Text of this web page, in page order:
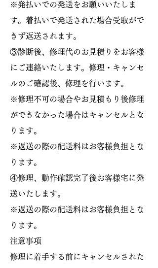
※発払いでの発送をお願いいたしま
す。着払いで発送された場合受取がで
きず返送されます。
③診断後、修理代のお見積りをお客様
にご連絡いたします。修理・キャンセ
ルのご確認後、修理を行います。
※修理不可の場合やお見積もり後修理
ができなかった場合はキャンセルとな
ります。
※返送の際の配送料はお客様負担とな
ります。
④修理、動作確認完了後お客様宅に発
送いたします。
※返送の際の配送料はお客様負担とな
ります。
​注意事項
修理に着手する前にキャンセルされた